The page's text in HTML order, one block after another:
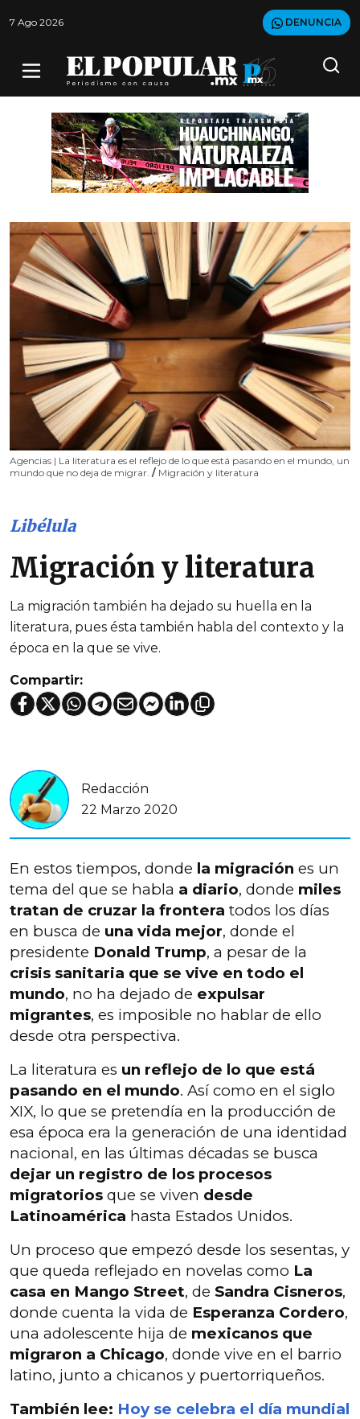
7 Ago 2026 DENUNCIA
Agencias | La literatura es el reflejo de lo que está pasando en el mundo, un
mundo que no deja de migrar. / Migración y literatura
Libélula
Migración y literatura
La migración también ha dejado su huella en la
literatura, pues ésta también habla del contexto y la
época en la que se vive.
Compartir:
Redacción
22 Marzo 2020
En estos tiempos, donde la migración es un
tema del que se habla a diario, donde miles
tratan de cruzar la frontera todos los días
en busca de una vida mejor, donde el
presidente Donald Trump, a pesar de la
crisis sanitaria que se vive en todo el
mundo, no ha dejado de expulsar
migrantes, es imposible no hablar de ello
desde otra perspectiva.
La literatura es un reflejo de lo que está
pasando en el mundo. Así como en el siglo
XIX, lo que se pretendía en la producción de
esa época era la generación de una identidad
nacional, en las últimas décadas se busca
dejar un registro de los procesos
migratorios que se viven desde
Latinoamérica hasta Estados Unidos.
Un proceso que empezó desde los sesentas, y
que queda reflejado en novelas como La
casa en Mango Street, de Sandra Cisneros,
donde cuenta la vida de Esperanza Cordero,
una adolescente hija de mexicanos que
migraron a Chicago, donde vive en el barrio
latino, junto a chicanos y puertorriqueños.
También lee: Hoy se celebra el día mundial